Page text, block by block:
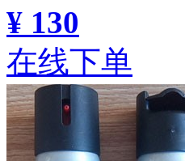
¥ 130
在线下单